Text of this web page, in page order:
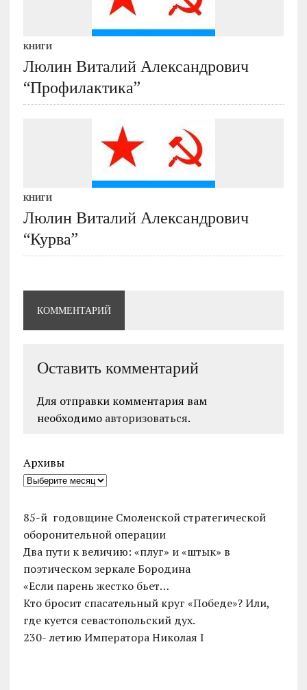
КНИГИ
Люлин Виталий Александрович
“Профилактика”
КНИГИ
Люлин Виталий Александрович
“Курва”
КОММЕНТАРИЙ
Оставить комментарий
Для отправки комментария вам
необходимо авторизоваться.
Архивы
85-й годовщине Смоленской стратегической
оборонительной операции
Два пути к величию: «плуг» и «штык» в
поэтическом зеркале Бородина
«Если парень жестко бьет…
Кто бросит спасательный круг «Победе»? Или,
где куется севастопольский дух.
230- летию Императора Николая I